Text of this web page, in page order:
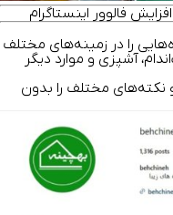
افزایش فالوور اینستاگرام
را در زمینه‌های مختلف
آشپزی و موارد دیگر
نکته‌های مختلف را بدون